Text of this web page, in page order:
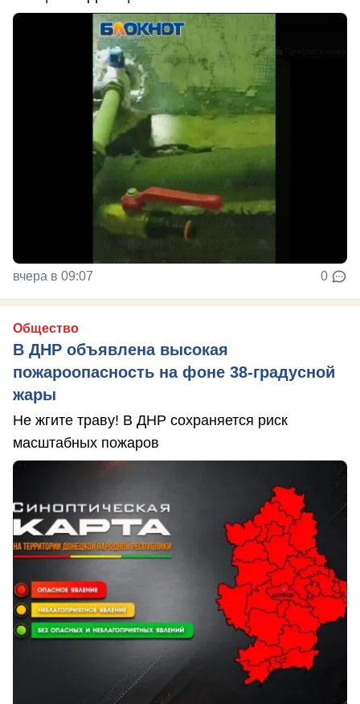
вчера в 09:07 0
Общество
В ДНР объявлена высокая
пожароопасность на фоне 38-градусной
жары
Не жгите траву! В ДНР сохраняется риск
масштабных пожаров